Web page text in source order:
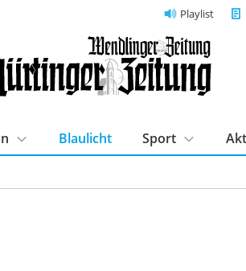
Playlist
Blaulicht Sport